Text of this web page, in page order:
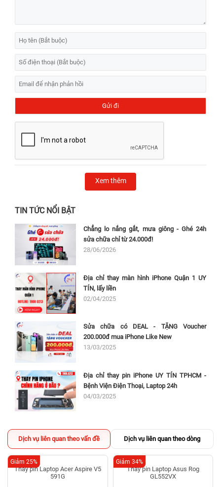
Xem thêm
TIN TỨC NỔI BẬT
Chẳng lo nắng gắt, mưa giông - Ghé 24h
sửa chữa chỉ từ 24.000đ!
28/06/2026
Địa chỉ thay màn hình iPhone Quận 1 UY
TÍN, lấy liền
02/04/2025
Sửa chữa có DEAL - TẶNG Voucher
200.000đ mua iPhone Like New
13/03/2025
Địa chỉ thay pin iPhone UY TÍN TPHCM -
Bệnh Viện Điện Thoại, Laptop 24h
04/03/2025
Dịch vụ liên quan theo vấn đề Dịch vụ liên quan theo dòng
Thay pin Laptop Acer Aspire V5
591G
Giảm 25%
Thay pin Laptop Asus Rog
GL552VX
Giảm 34%